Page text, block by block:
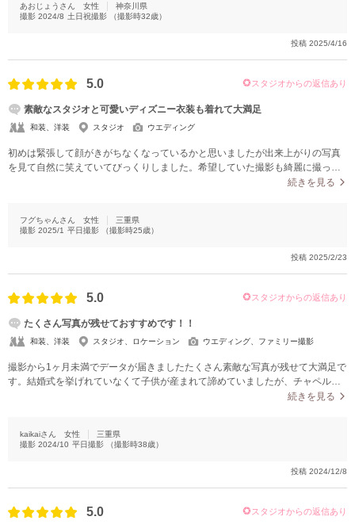
あおじょうさん 女性
神奈川県
撮影 2024/8 土日祝撮影 （撮影時32歳）
投稿 2025/4/16
5.0 スタジオからの返信あり
素敵なスタジオと可愛いディズニー衣装も着れて大満足
和装、洋装 スタジオ ウエディング
初めは緊張して顔がきがちなくなっているかと思いましたが出来上がりの写真
を見て自然に笑えていてびっくりしました。希望していた撮影も綺麗に撮って
続きを見る
フグちゃんさん 女性
三重県
撮影 2025/1 平日撮影 （撮影時25歳）
投稿 2025/2/23
5.0 スタジオからの返信あり
たくさん写真が残せておすすめです！！
和装、洋装 スタジオ、ロケーション ウエディング、ファミリー撮影
撮影から1ヶ月未満でデータが届きましたたくさん素敵な写真が残せて大満足で
す。結婚式を挙げれていなくて子供が産まれて諦めていましたが、チャペルで
の撮影ができ結婚式を挙げたような写真の仕上がりで嬉しかったです。続きを見る
kaikaiさん 女性
三重県
撮影 2024/10 平日撮影 （撮影時38歳）
投稿 2024/12/8
5.0 スタジオからの返信あり